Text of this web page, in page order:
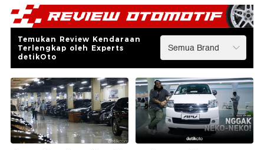
Temukan Review Kendaraan
Terlengkap oleh Experts
detikOto